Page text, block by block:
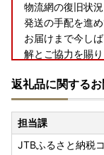
物流網の復旧状
発送の手配を進め
お届けまで今し
解とご協力を賜
◆お礼の品配送
早期納品や納期
受けできません。
返礼品に関する
担当課
JTBふるさと納税